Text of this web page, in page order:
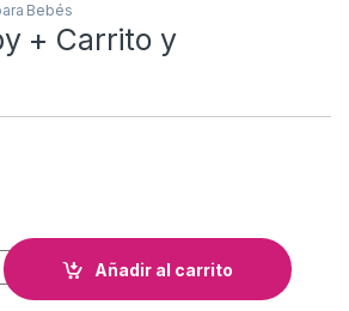
Bebés
+ Carrito y
y Accesorios cantidad
Añadir al carrito